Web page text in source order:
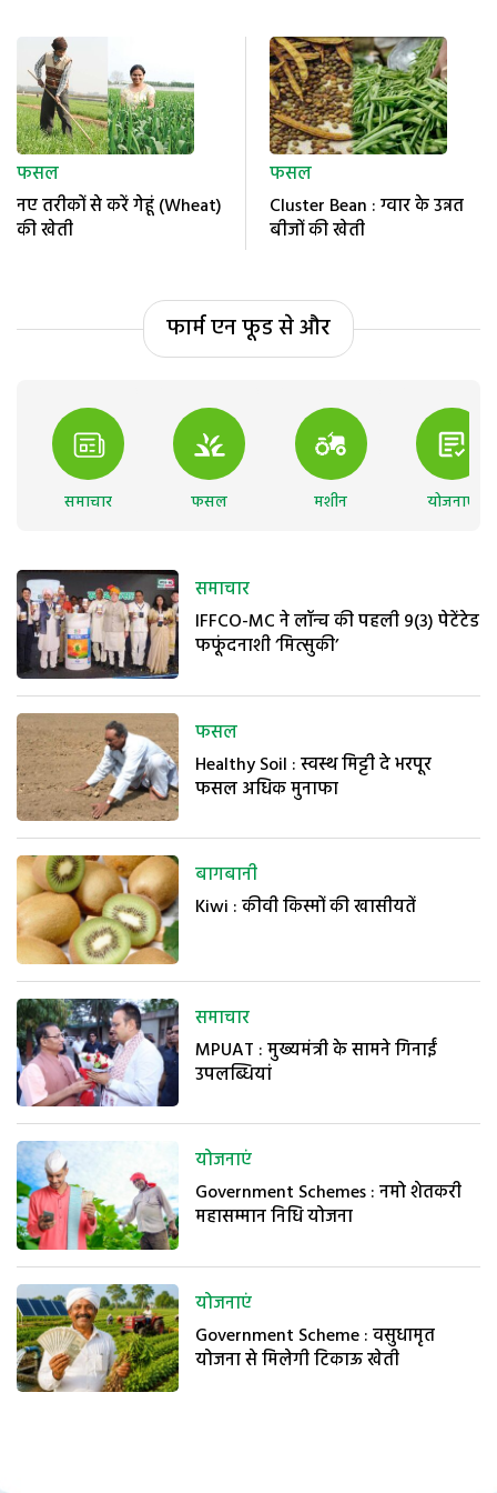
फसल
नए तरीकों से करें गेहूं (Wheat)
की खेती
फसल
Cluster Bean : ग्वार के उन्नत
बीजों की खेती
फार्म एन फूड से और
समाचार फसल मशीन योजनाएं
समाचार
IFFCO-MC ने लॉन्च की पहली 9(3) पेटेंटेड
फफूंदनाशी ‘मित्सुकी’
फसल
Healthy Soil : स्वस्थ मिट्टी दे भरपूर
फसल अधिक मुनाफा
बागबानी
Kiwi : कीवी किस्मों की खासीयतें
समाचार
MPUAT : मुख्यमंत्री के सामने गिनाईं
उपलब्धियां
योजनाएं
Government Schemes : नमो शेतकरी
महासम्मान निधि योजना
योजनाएं
Government Scheme : वसुधामृत
योजना से मिलेगी टिकाऊ खेती